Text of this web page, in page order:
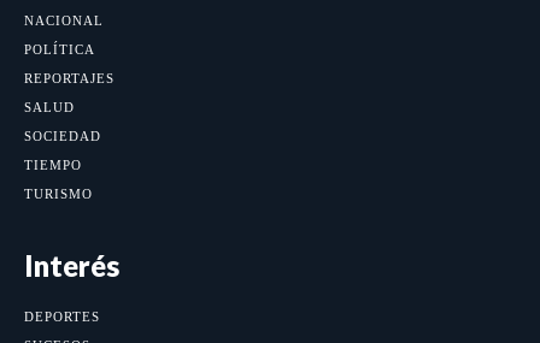
NACIONAL
POLÍTICA
REPORTAJES
SALUD
SOCIEDAD
TIEMPO
TURISMO
Interés
DEPORTES